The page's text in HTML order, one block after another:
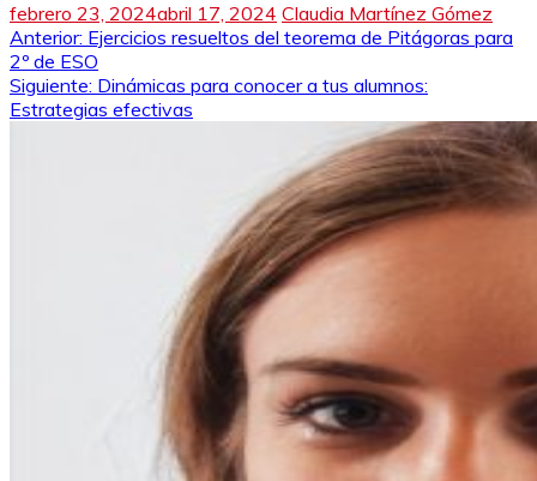
febrero 23, 2024abril 17, 2024 Claudia Martínez Gómez
Navegación
de
entradas
Anterior: Ejercicios resueltos del teorema de Pitágoras para
2º de ESO
Siguiente: Dinámicas para conocer a tus alumnos:
Estrategias efectivas